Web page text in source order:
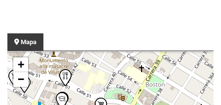
Mapa
+
−